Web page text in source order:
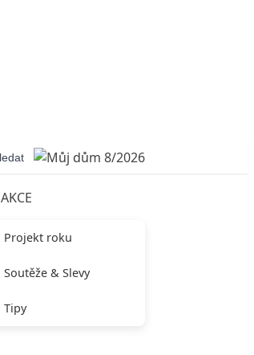
AKCE
Projekt roku
Soutěže & Slevy
Tipy